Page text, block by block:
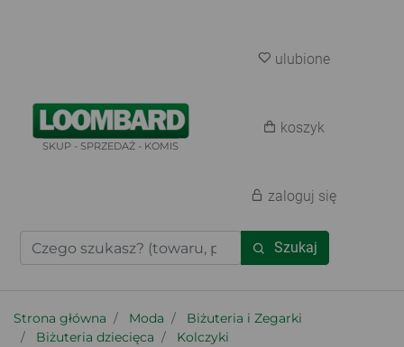
SKUP - SPRZEDAŻ - KOMIS
Szukaj
ulubione
koszyk
zaloguj się
Strona główna Moda
Biżuteria i Zegarki
Biżuteria dziecięca
Kolczyki